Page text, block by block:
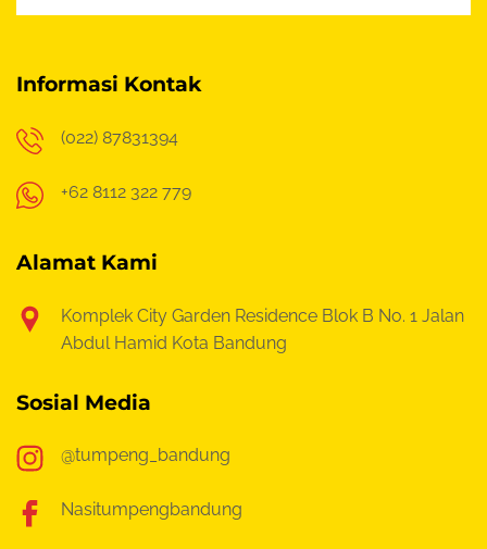
Informasi Kontak
(022) 87831394
+62 8112 322 779
Alamat Kami
Komplek City Garden Residence Blok B No. 1 Jalan
Abdul Hamid Kota Bandung
Sosial Media
@tumpeng_bandung
Nasitumpengbandung